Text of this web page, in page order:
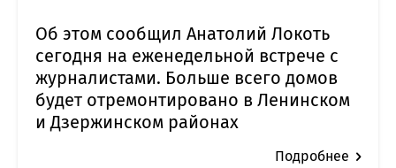
Об этом сообщил Анатолий Локоть
сегодня на еженедельной встрече с
журналистами. Больше всего домов
будет отремонтировано в Ленинском
и Дзержинском районах
Подробнее